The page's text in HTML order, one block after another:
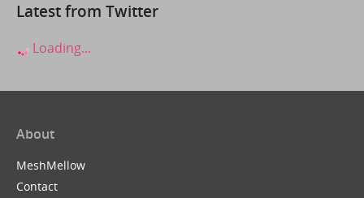
Latest from Twitter
Loading...
About
MeshMellow
Contact